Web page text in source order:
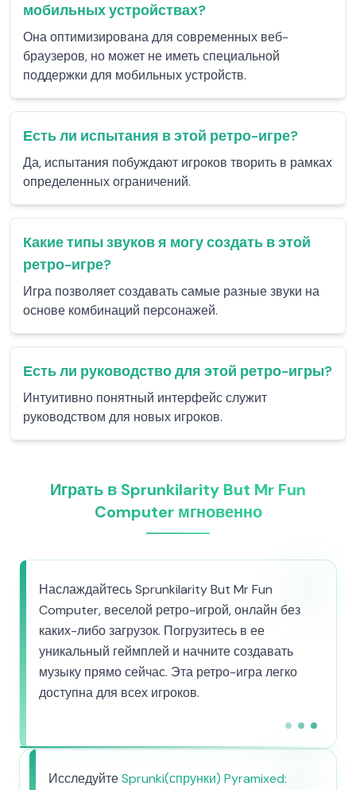
мобильных устройствах?
Она оптимизирована для современных веб-
браузеров, но может не иметь специальной
поддержки для мобильных устройств.
Есть ли испытания в этой ретро-игре?
Да, испытания побуждают игроков творить в рамках
определенных ограничений.
Какие типы звуков я могу создать в этой
ретро-игре?
Игра позволяет создавать самые разные звуки на
основе комбинаций персонажей.
Есть ли руководство для этой ретро-игры?
Интуитивно понятный интерфейс служит
руководством для новых игроков.
Играть в Sprunkilarity But Mr Fun
Computer мгновенно
Наслаждайтесь Sprunkilarity But Mr Fun
Computer, веселой ретро-игрой, онлайн без
каких-либо загрузок. Погрузитесь в ее
уникальный геймплей и начните создавать
музыку прямо сейчас. Эта ретро-игра легко
доступна для всех игроков.
ИсследуйтеSprunki(спрунки) Pyramixed: